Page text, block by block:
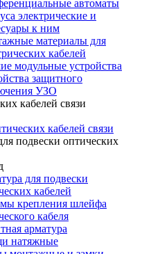
автоматы
электрические и
к ним
материалы для
кабелей
модульные устройства
защитного
УЗО
кабелей связи
кабелей связи
подвески оптических
для подвески
кабелей
крепления шлейфа
кабеля
арматура
натяжные